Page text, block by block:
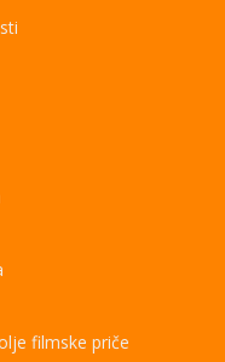
filmske priče